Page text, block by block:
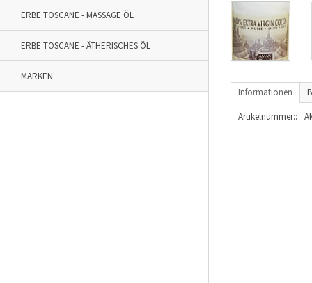
ERBE TOSCANE - MASSAGE ÖL
ERBE TOSCANE - ÄTHERISCHES ÖL
MARKEN
Informationen
Artikelnummer::